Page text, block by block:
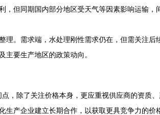
，但同期国内部分地区受天气等因素影响运输
理。需求端，水处理刚性需求仍在，但需关注
主要生产地区的政策动向。
，除了关注价格本身，更应重视供应商的资质
生产企业建立长期合作，以获取更具竞争力的价